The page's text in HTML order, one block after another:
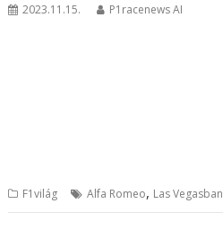
2023.11.15. P1racenews AI
F1világ Alfa Romeo, Las Vegasban